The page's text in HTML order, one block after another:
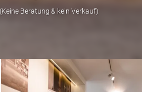
(Keine Beratung & kein Verkauf)